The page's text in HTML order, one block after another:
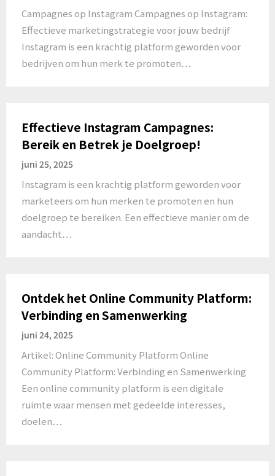
Campagnes op Instagram Campagnes op Instagram:
Effectieve marketingstrategie voor jouw bedrijf
Instagram is een krachtig platform geworden voor
bedrijven om hun merk te promoten…
Effectieve Instagram Campagnes:
Bereik en Betrek je Doelgroep!
juni 25, 2025
Instagram is een krachtig platform geworden voor
marketeers om hun merken te promoten en hun
doelgroep te bereiken. Een effectieve manier om de
aandacht…
Ontdek het Online Community Platform:
Verbinding en Samenwerking
juni 24, 2025
Artikel: Online Community Platform Online
Community Platform: Verbinding en Samenwerking
Een online community platform is een digitale
ruimte waar mensen met gedeelde interesses,
doelen…